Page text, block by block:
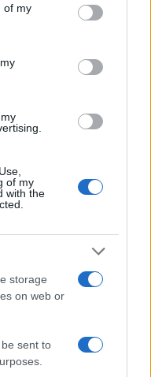
You may click to
its third-party tags to
in below Google
of my
of my
with the
storage
on web or
sent to
a Olbia e in Gallura
Gallura, la
un chiosco e due
e Comune di Santa